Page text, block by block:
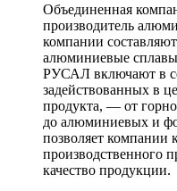
Объединенная
производитель
компании
алюминиевые
РУСАЛ включают в
задействованных в
продукта, — от
до алюминиевых и
позволяет компании
производственного
качество продукции.